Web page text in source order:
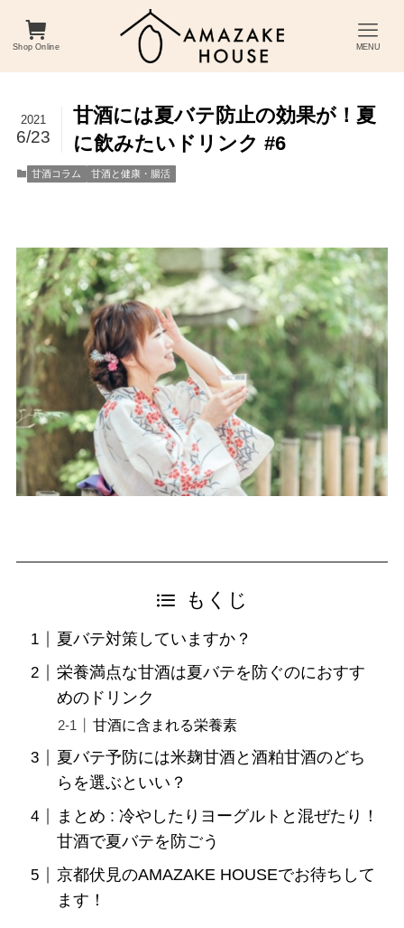
Shop Online MENU
甘酒には夏バテ防止の効果が！夏
に飲みたいドリンク #6
2021
6/23
甘酒コラム 甘酒と健康・腸活
もくじ
夏バテ対策していますか？
栄養満点な甘酒は夏バテを防ぐのにおすす
めのドリンク
甘酒に含まれる栄養素
夏バテ予防には米麹甘酒と酒粕甘酒のどち
らを選ぶといい？
まとめ : 冷やしたりヨーグルトと混ぜたり！
甘酒で夏バテを防ごう
京都伏見のAMAZAKE HOUSEでお待ちして
ます！